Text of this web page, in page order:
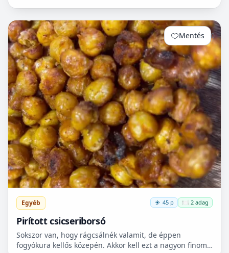
Mentés 0
Egyéb 45 p 🍽️ 2 adag
Pirított csicseriborsó
Sokszor van, hogy rágcsálnék valamit, de éppen
fogyókura kellős közepén. Akkor kell ezt a nagyon finom